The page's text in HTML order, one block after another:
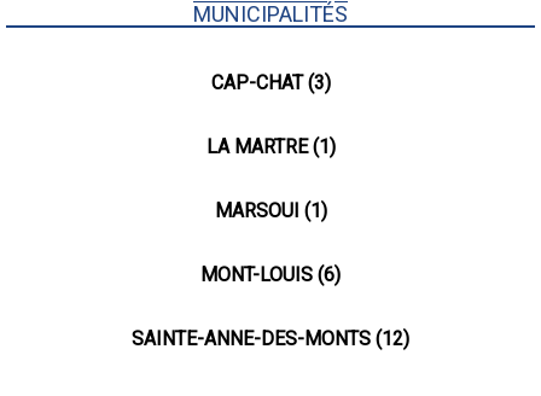
MUNICIPALITÉS
CAP-CHAT (3)
LA MARTRE (1)
MARSOUI (1)
MONT-LOUIS (6)
SAINTE-ANNE-DES-MONTS (12)